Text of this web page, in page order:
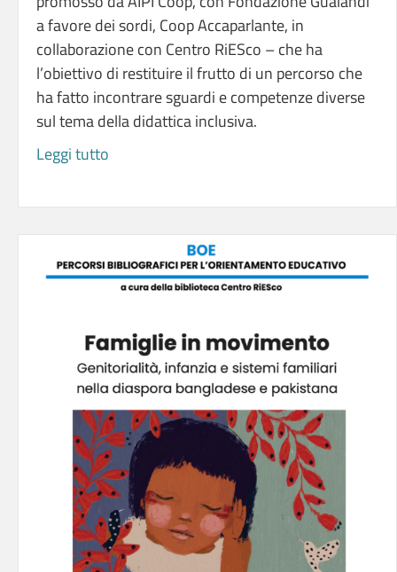
Materiale prodotto dal progetto A PIÙ VOCI –
promosso da AIPI Coop, con Fondazione Gualandi
a favore dei sordi, Coop Accaparlante, in
collaborazione con Centro RiESco – che ha
l’obiettivo di restituire il frutto di un percorso che
sul tema della didattica inclusiva.